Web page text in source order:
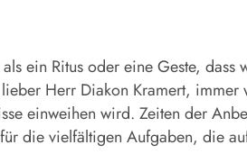
ein Ritus oder eine Geste,
Herr Diakon Kramert,
einweihen wird. Zeiten der
die vielfältigen Aufgaben, die